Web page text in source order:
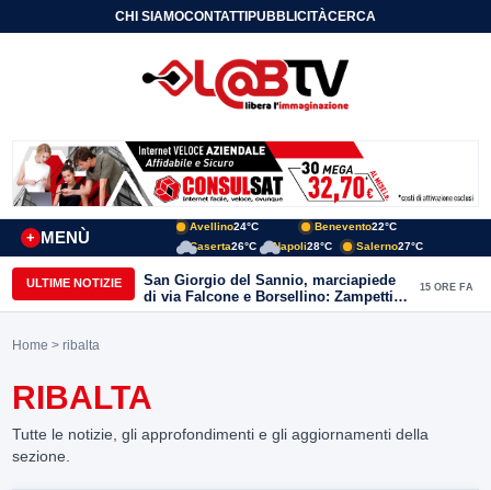
CHI SIAMOCONTATTIPUBBLICITÀCERCA
MENÙ
+
Avellino24°C Benevento22°C
Caserta26°C Napoli28°C Salerno27°C
ULTIME NOTIZIE
San Giorgio del Sannio, marciapiede
di via Falcone e Borsellino: Zampetti e
Lombardi replicano alle polemiche
15 ORE FA
Home > ribalta
RIBALTA
Tutte le notizie, gli approfondimenti e gli aggiornamenti della
sezione.